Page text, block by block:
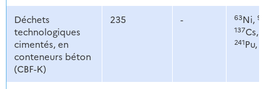
Déchets
technologiques
cimentés, en
conteneurs béton
(CBF-K)
235 - 63Ni, 90
137Cs,
241Pu,